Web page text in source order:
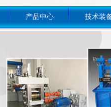
产品中心 技术装